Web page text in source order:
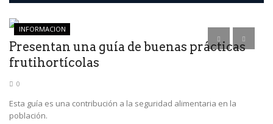
INFORMACION
Presentan una guía de buenas prácticas
frutihortícolas
0
Esta guía es una contribución a la seguridad alimentaria en la
población.